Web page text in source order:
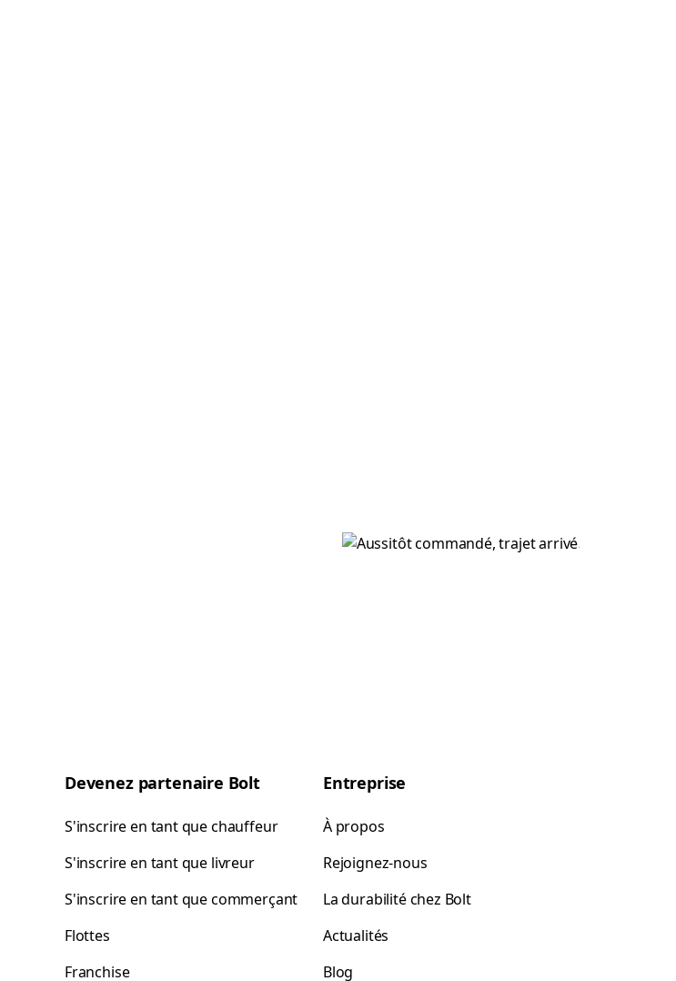
Devenez partenaire Bolt
S'inscrire en tant que chauffeur
S'inscrire en tant que livreur
S'inscrire en tant que commerçant
Flottes
Franchise
Entreprise
À propos
Rejoignez-nous
La durabilité chez Bolt
Actualités
Blog